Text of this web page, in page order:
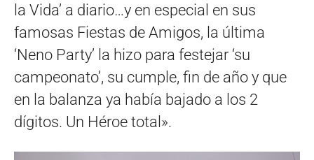
la Vida’ a diario…y en especial en sus
famosas Fiestas de Amigos, la última
‘Neno Party’ la hizo para festejar ‘su
campeonato’, su cumple, fin de año y que
en la balanza ya había bajado a los 2
dígitos. Un Héroe total».